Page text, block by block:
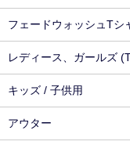
フェードウォッシュTシ
レディース、ガールズ
キッズ / 子供用
アウター